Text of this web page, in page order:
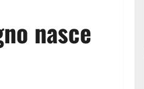
nasce